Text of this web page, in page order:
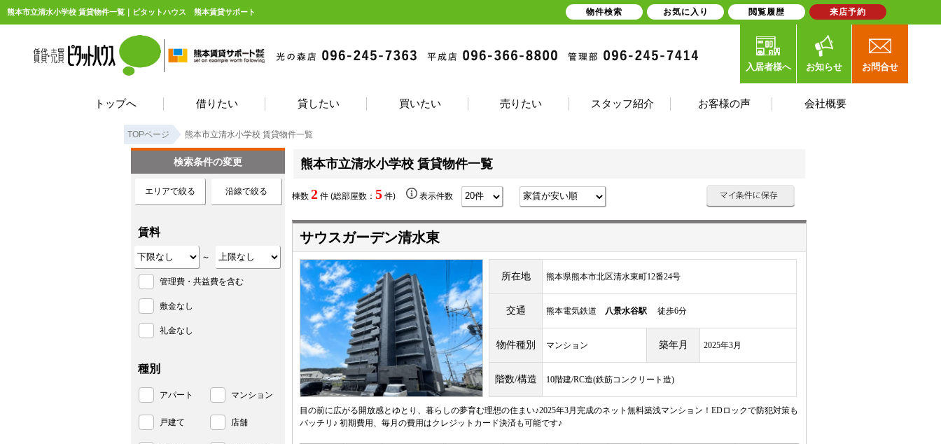
熊本市立清水小学校 賃貸物件一覧｜ピタットハウス 熊本賃貸サポート
入居者様へ お知らせ お問合せ
トップへ 借りたい 貸したい 買いたい 売りたい スタッフ紹介 お客様の声 会社概要
TOPページ 熊本市立清水小学校 賃貸物件一覧
熊本市立清水小学校 賃貸物件一覧
棟数 2 件 (総部屋数： 5 件) 表示件数
サウスガーデン清水東
所在地 熊本県熊本市北区清水東町12番24号
交通 熊本電気鉄道 八景水谷駅 徒歩6分
物件種別 マンション 築年月 2025年3月
階数/構造 10階建/RC造(鉄筋コンクリート造)
目の前に広がる開放感とゆとり、暮らしの夢育む理想の住まい♪2025年3月完成のネット無料築浅マンション！EDロックで防犯対策も
バッチリ♪ 初期費用、毎月の費用はクレジットカード決済も可能です♪
検索条件の変更
エリアで絞る 沿線で絞る
賃料
～
管理費・共益費を含む
敷金なし
礼金なし
種別
アパート マンション
戸建て 店舗
物件検索 お気に入り 閲覧履歴 来店予約